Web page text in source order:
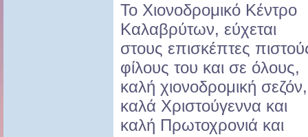
Το Χιονοδρομικό Κέντρο
Καλαβρύτων, εύχεται
στους επισκέπτες
φίλους του και σε όλους,
καλή χιονοδρομική σεζόν,
καλά Χριστούγεννα και
καλή Πρωτοχρονιά και